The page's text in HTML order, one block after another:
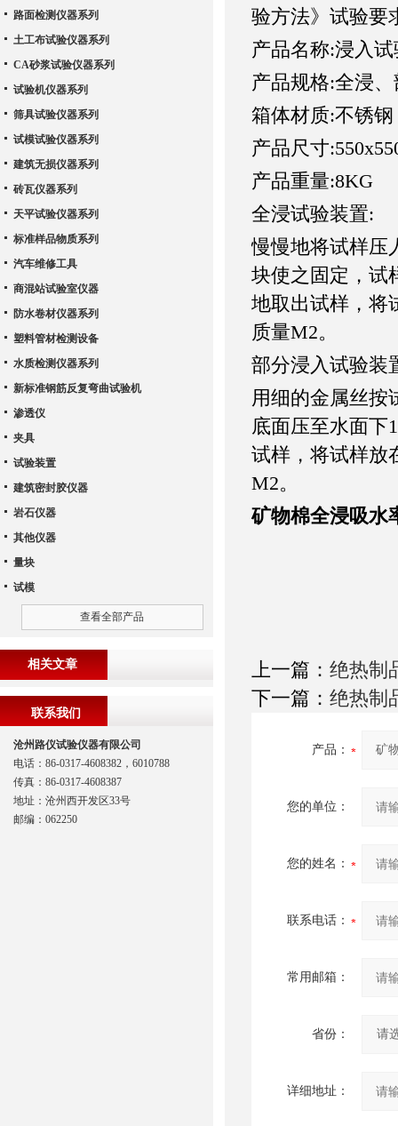
验方法》试验要
产品名称:浸入
产品规格:全浸
箱体材质:不锈钢
产品尺寸
产品重量:8KG
全浸试验装置:
慢慢地将试样压
块使之固定，试
地取出试样，将
质量M2。
部分浸入试验装
用细的金属丝按
底面压至水面下
试样，将试样放
M2。
矿物棉全浸吸水
上一篇： 绝热制
下一篇： 绝热制
产品：
您的单位：
您的姓名：
联系电话：
常用邮箱：
省份：
详细地址：
路面检测仪器系列
土工布试验仪器系列
CA砂浆试验仪器系列
试验机仪器系列
筛具试验仪器系列
试模试验仪器系列
建筑无损仪器系列
砖瓦仪器系列
天平试验仪器系列
标准样品物质系列
汽车维修工具
商混站试验室仪器
防水卷材仪器系列
塑料管材检测设备
水质检测仪器系列
新标准钢筋反复弯曲试验机
渗透仪
夹具
试验装置
建筑密封胶仪器
岩石仪器
其他仪器
量块
试模
查看全部产品
相关文章
联系我们
沧州路仪试验仪器有限公司
电话：86-0317-4608382，6010788
传真：86-0317-4608387
地址：沧州西开发区33号
邮编：062250